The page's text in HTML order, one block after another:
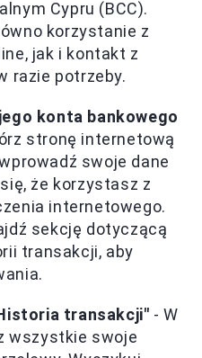
Cypru (BCC).
korzystanie z
jak i kontakt z
razie potrzeby.
konta bankowego
stronę internetową
swoje dane
że korzystasz z
internetowego.
sekcję dotyczącą
transakcji, aby
transakcji" - W
wszystkie swoje